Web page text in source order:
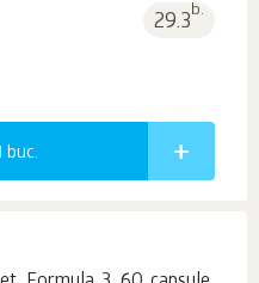
29.3b.
buc.